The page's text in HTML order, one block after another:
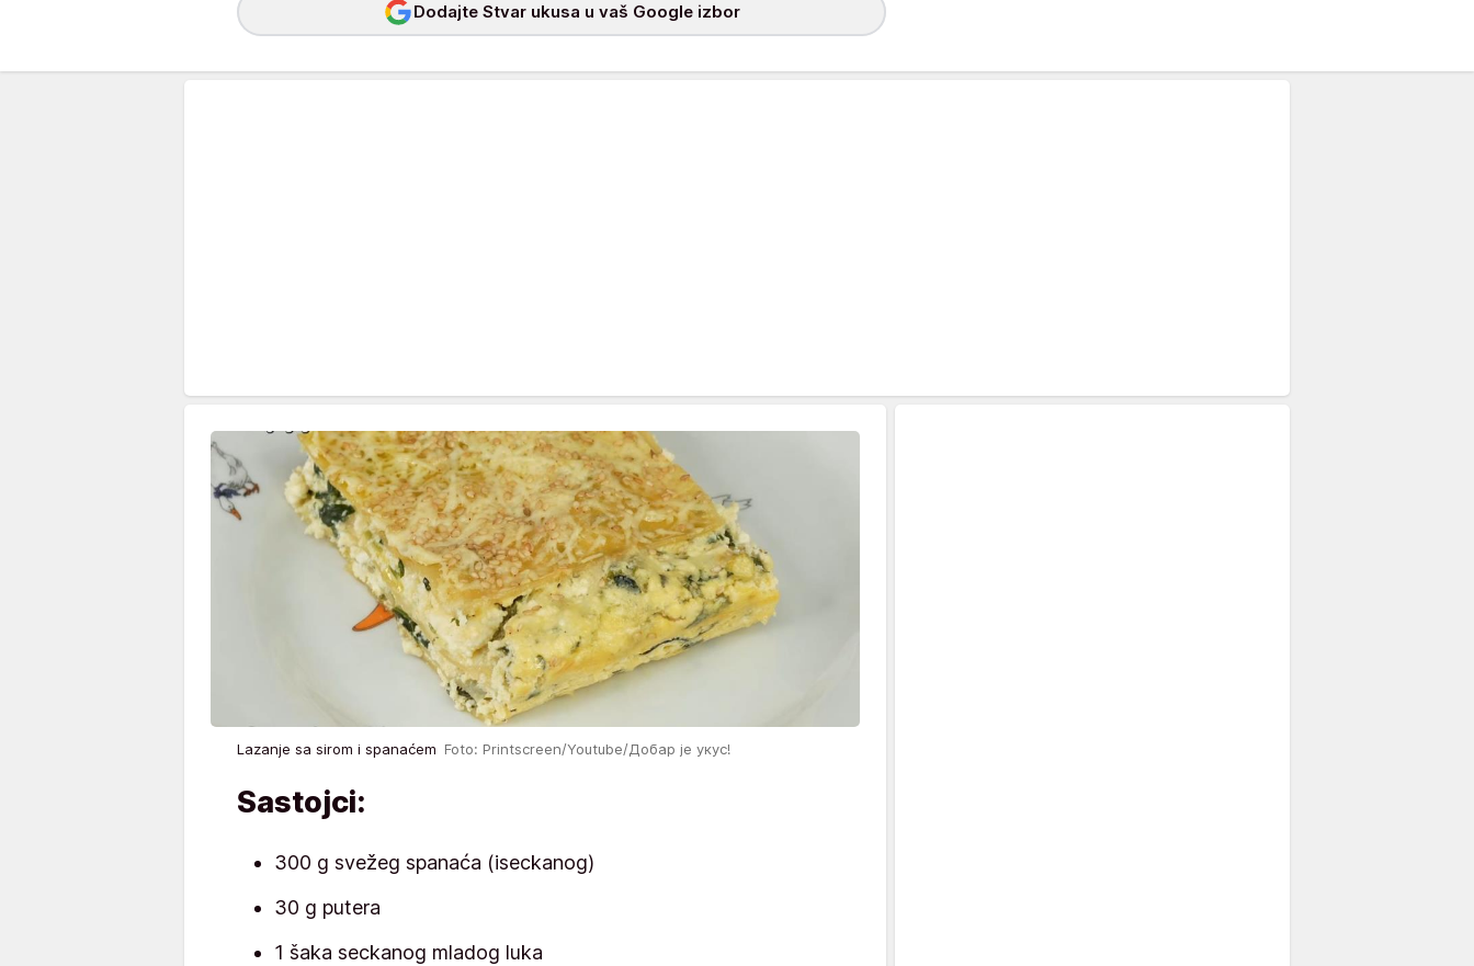
Dodajte Stvar ukusa u vaš Google izbor
Lazanje sa sirom i spanaćem Foto: Printscreen/Youtube/Добар је укус!
Sastojci:
300 g svežeg spanaća (iseckanog)
30 g putera
1 šaka seckanog mladog luka